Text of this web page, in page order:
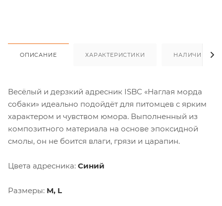
ОПИСАНИЕ ХАРАКТЕРИСТИКИ НАЛИЧИЕ
Весёлый и дерзкий адресник ISBC «Наглая морда
собаки» идеально подойдёт для питомцев с ярким
характером и чувством юмора. Выполненный из
композитного материала на основе эпоксидной
смолы, он не боится влаги, грязи и царапин.
Цвета адресника: Синий
Размеры: М, L